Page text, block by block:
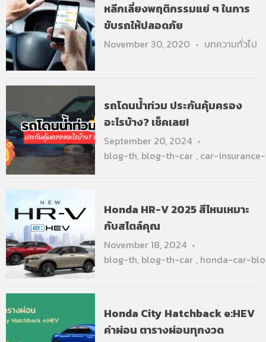
หลีกเลี่ยงพฤติกรรมแย่ ๆ ในการ
ขับรถให้ปลอดภัย
November 30, 2020 บทความทั่วไป
รถโดนน้ำท่วม ประกันคุ้มครอง
อะไรบ้าง? เช็คเลย!
September 20, 2024
blog-th, blog-th-car , car-
Honda HR-V 2025 สีไหนเหมาะ
กับสไตล์คุณ
November 18, 2024
blog-th, blog-th-car , honda-car-
Honda City Hatchback e:HEV
ค่าผ่อน ตารางผ่อนทุกงวด